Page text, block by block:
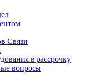
Связи
в рассрочку
вопросы